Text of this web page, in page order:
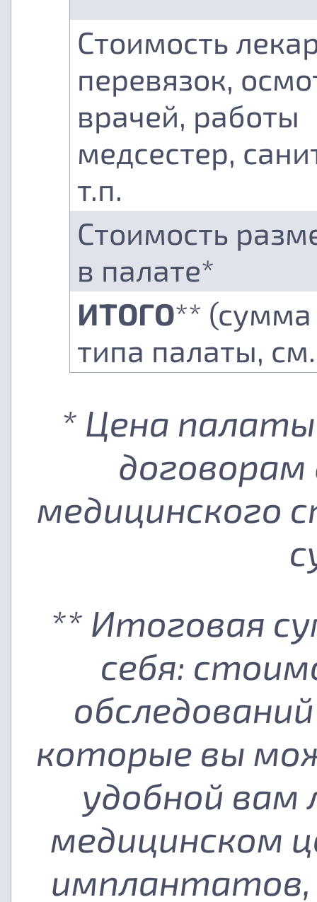
Стоимость
перевязок,
врачей, работы
медсестер,
т.п.
Стоимость
в палате*
ИТОГО** (сумма
типа палаты,
* Цена
договорам
медицинского
** Итоговая
себя:
которые вы
удобной вам
медицинском